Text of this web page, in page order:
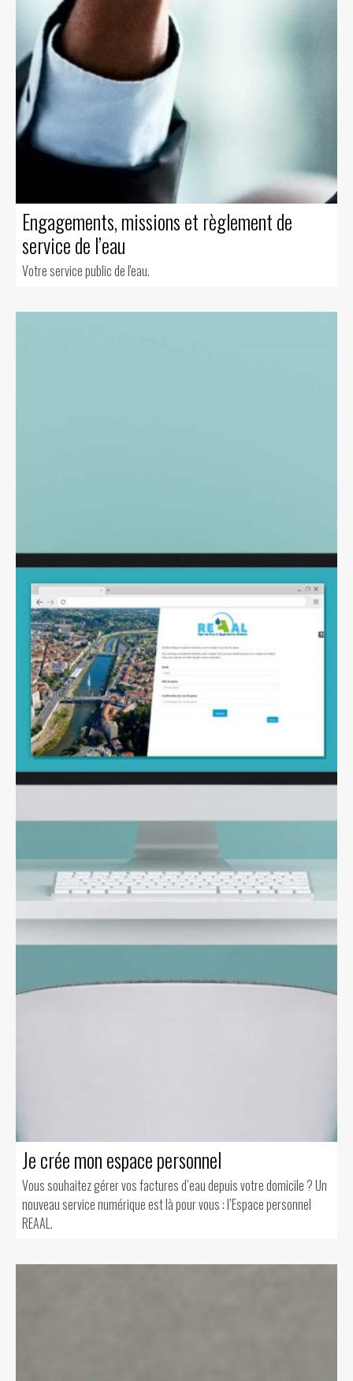
Engagements, missions et règlement de
service de l’eau
Votre service public de l'eau.
Je crée mon espace personnel
Vous souhaitez gérer vos factures d’eau depuis votre domicile ? Un
nouveau service numérique est là pour vous : l’Espace personnel
REAAL.